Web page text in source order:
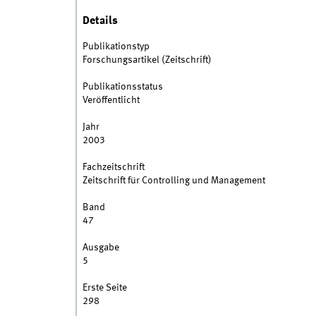
Details
Publikationstyp
Forschungsartikel (Zeitschrift)
Publikationsstatus
Veröffentlicht
Jahr
2003
Fachzeitschrift
Zeitschrift für Controlling und Management
Band
47
Ausgabe
5
Erste Seite
298